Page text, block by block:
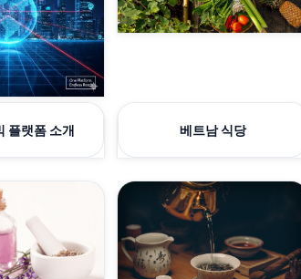
플랫폼 소개 베트남 식당